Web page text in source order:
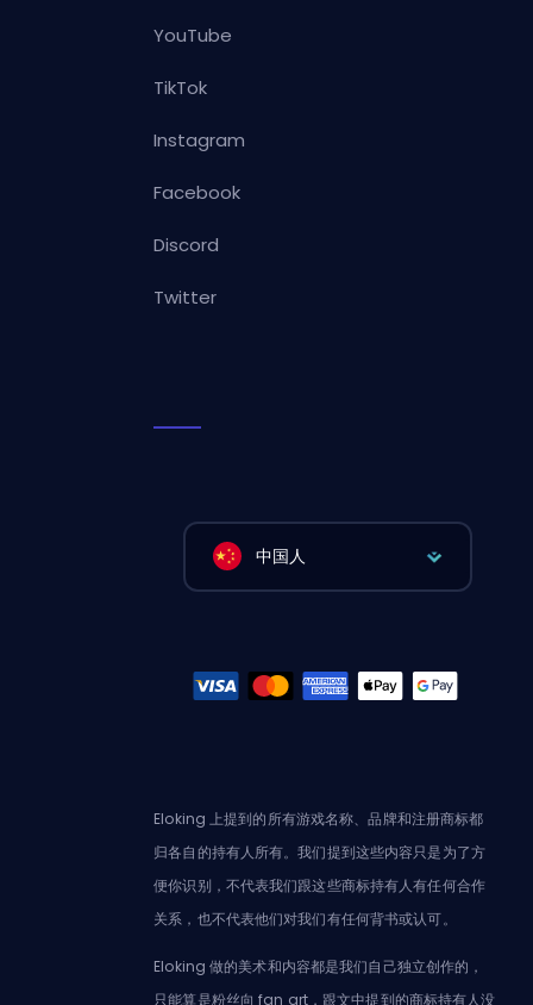
YouTube
TikTok
Instagram
Facebook
Discord
Twitter
中国人
Eloking 上提到的所有游戏名称、品牌和注册商标都
归各自的持有人所有。我们提到这些内容只是为了方
便你识别，不代表我们跟这些商标持有人有任何合作
关系，也不代表他们对我们有任何背书或认可。
Eloking 做的美术和内容都是我们自己独立创作的，
只能算是粉丝向 fan art，跟文中提到的商标持有人没